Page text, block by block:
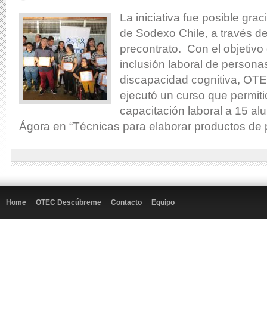
La iniciativa fue posible
de Sodexo Chile, a través
precontrato. Con el objetivo
inclusión laboral de
discapacidad cognitiva,
ejecutó un curso que
capacitación laboral a 15
Ágora en “Técnicas para elaborar productos de
Home OTEC Descúbreme Contacto Equipo